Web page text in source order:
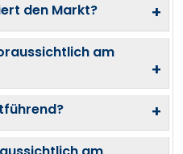
den Markt? +
am
+
+